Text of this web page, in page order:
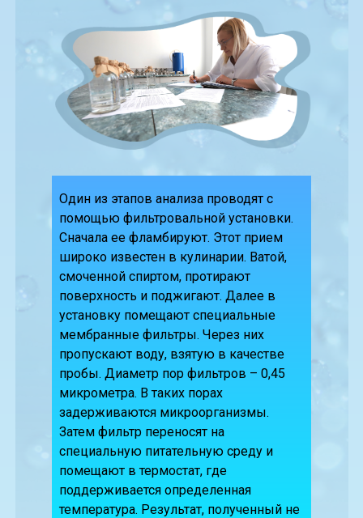
Один из этапов анализа проводят с
помощью фильтровальной установки.
Сначала ее фламбируют. Этот прием
широко известен в кулинарии. Ватой,
смоченной спиртом, протирают
поверхность и поджигают. Далее в
установку помещают специальные
мембранные фильтры. Через них
пропускают воду, взятую в качестве
пробы. Диаметр пор фильтров – 0,45
микрометра. В таких порах
задерживаются микроорганизмы.
Затем фильтр переносят на
специальную питательную среду и
помещают в термостат, где
поддерживается определенная
температура. Результат, полученный не